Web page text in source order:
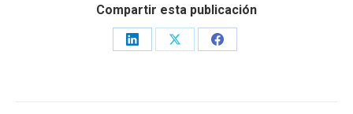
Compartir esta publicación
Share
Share
Share